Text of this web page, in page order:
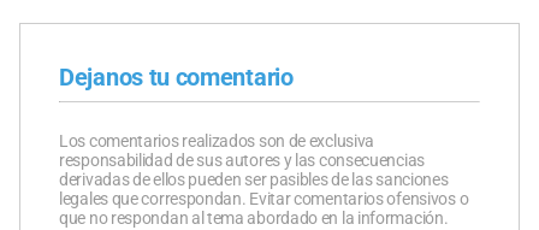
Dejanos tu comentario
Los comentarios realizados son de exclusiva
responsabilidad de sus autores y las consecuencias
derivadas de ellos pueden ser pasibles de las sanciones
legales que correspondan. Evitar comentarios ofensivos o
que no respondan al tema abordado en la información.